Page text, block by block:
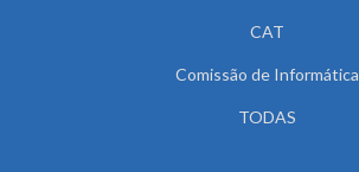
CAT
Comissão de Informática
TODAS